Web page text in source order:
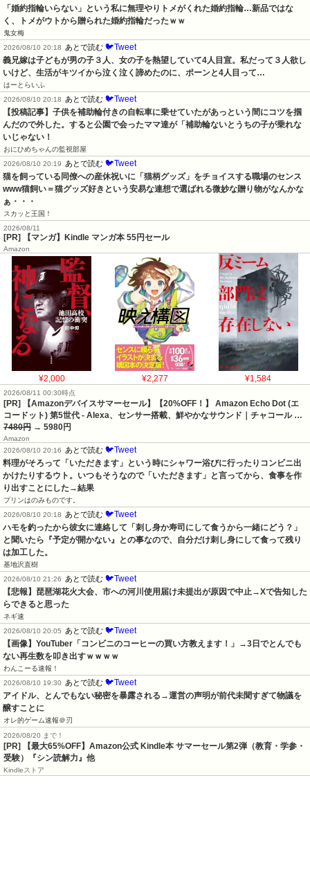
「婚約指輪いらない」という私に無理やりトメがくれた婚約指輪…新品ではな
く、トメがウトから贈られた婚約指輪だったｗｗ
鬼女梅
2026/08/10 20:18
あとで読む 🐦Tweet
義兄嫁は子どもが男の子３人、女の子を熱望していて4人目宣。私だって３人欲し
いけど、生活がキツイから泣く泣く諦めたのに、ポーンと4人目って…
はーとらいふ
2026/08/10 20:18
あとで読む 🐦Tweet
【投稿記事】子供を補助輪付きの自転車に乗せていたがあっという間にコツを掴
んだので外した。すると公園で会ったママ達が「補助輪ないとうちの子が乗れな
いじゃない！
おにひめちゃんの監視部屋
2026/08/10 20:19
あとで読む 🐦Tweet
猫を飼っている同僚への産休祝いに「猫柄グッズ」をチョイスする職場のセンス
www猫飼い＝猫グッズ好きという安易な連想で選ばれる微妙な贈り物がなんかな
ぁ・・・
スカッと王国！
2026/08/11
[PR] 【マンガ】Kindle マンガ本 55円セール
Amazon
¥2,000 ¥2,277 ¥1,584
2026/08/11 00:30時点
[PR] 【Amazonデバイスサマーセール】【20%OFF！】 Amazon Echo Dot (エ
コードット) 第5世代 - Alexa、センサー搭載、鮮やかなサウンド｜チャコール …
7480円 → 5980円
Amazon
2026/08/10 20:16 あとで読む 🐦Tweet
料理がそろって「いただきます」という時にシャワー浴びに行ったりコンビニ出
かけたりするウト。いつもそうなので「いただきます」と言ってから、食事を作
り出すことにした→結果
プリンはのみものです。
2026/08/10 20:18 あとで読む 🐦Tweet
ハモを釣ったから彼女に連絡して「刺し身か寿司にして食うから一緒にどう？」
と聞いたら『予定が開かない』との事なので、自分だけ刺し身にして食って残り
は加工した。
基地沢直樹
2026/08/10 21:26 あとで読む 🐦Tweet
【悲報】琵琶湖花火大会、市への河川使用届け未提出が原因で中止→Xで告知した
らできると思った
ネギ速
2026/08/10 20:05 あとで読む 🐦Tweet
【画像】YouTuber「コンビニのコーヒーの買い方教えます！」→3日でとんでも
ない再生数を叩き出すｗｗｗｗ
わんこーる速報！
2026/08/10 19:30 あとで読む 🐦Tweet
アイドル、とんでもない秘密を暴露される→運営の声明が前代未聞すぎて物議を
醸すことに
オレ的ゲーム速報＠刃
2026/08/20 まで！
[PR]
【最大65%OFF】Amazon公式 Kindle本 サマーセール第2弾（教育・学参・
受験）『シン読解力』他
Kindleストア